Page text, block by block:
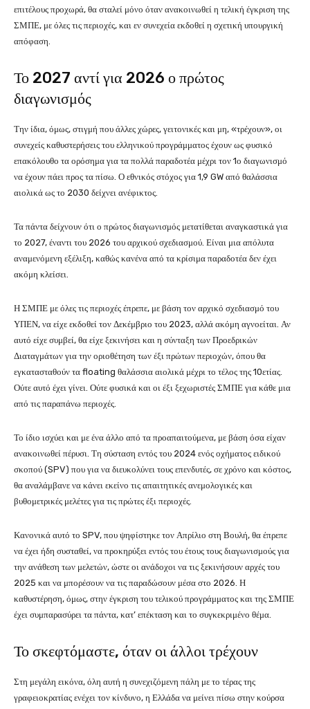
επιτέλους προχωρά, θα σταλεί μόνο όταν ανακοινωθεί η τελική έγκριση της
ΣΜΠΕ, με όλες τις περιοχές, και εν συνεχεία εκδοθεί η σχετική υπουργική
απόφαση.
Το 2027 αντί για 2026 ο πρώτος
διαγωνισμός
Την ίδια, όμως, στιγμή που άλλες χώρες, γειτονικές και μη, «τρέχουν», οι
συνεχείς καθυστερήσεις του ελληνικού προγράμματος έχουν ως φυσικό
επακόλουθο τα ορόσημα για τα πολλά παραδοτέα μέχρι τον 1ο διαγωνισμό
να έχουν πάει προς τα πίσω. Ο εθνικός στόχος για 1,9 GW από θαλάσσια
αιολικά ως το 2030 δείχνει ανέφικτος.
Τα πάντα δείχνουν ότι ο πρώτος διαγωνισμός μετατίθεται αναγκαστικά για
το 2027, έναντι του 2026 του αρχικού σχεδιασμού. Είναι μια απόλυτα
αναμενόμενη εξέλιξη, καθώς κανένα από τα κρίσιμα παραδοτέα δεν έχει
ακόμη κλείσει.
Η ΣΜΠΕ με όλες τις περιοχές έπρεπε, με βάση τον αρχικό σχεδιασμό του
ΥΠΕΝ, να είχε εκδοθεί τον Δεκέμβριο του 2023, αλλά ακόμη αγνοείται. Αν
αυτό είχε συμβεί, θα είχε ξεκινήσει και η σύνταξη των Προεδρικών
Διαταγμάτων για την οριοθέτηση των έξι πρώτων περιοχών, όπου θα
εγκατασταθούν τα floating θαλάσσια αιολικά μέχρι το τέλος της 10ετίας.
Ούτε αυτό έχει γίνει. Ούτε φυσικά και οι έξι ξεχωριστές ΣΜΠΕ για κάθε μια
από τις παραπάνω περιοχές.
Το ίδιο ισχύει και με ένα άλλο από τα προαπαιτούμενα, με βάση όσα είχαν
ανακοινωθεί πέρυσι. Τη σύσταση εντός του 2024 ενός οχήματος ειδικού
σκοπού (SPV) που για να διευκολύνει τους επενδυτές, σε χρόνο και κόστος,
θα αναλάμβανε να κάνει εκείνο τις απαιτητικές ανεμολογικές και
βυθομετρικές μελέτες για τις πρώτες έξι περιοχές.
Κανονικά αυτό το SPV, που ψηφίστηκε τον Απρίλιο στη Βουλή, θα έπρεπε
να έχει ήδη συσταθεί, να προκηρύξει εντός του έτους τους διαγωνισμούς για
την ανάθεση των μελετών, ώστε οι ανάδοχοι να τις ξεκινήσουν αρχές του
2025 και να μπορέσουν να τις παραδώσουν μέσα στο 2026. Η
καθυστέρηση, όμως, στην έγκριση του τελικού προγράμματος και της ΣΜΠΕ
έχει συμπαρασύρει τα πάντα, κατ’ επέκταση και το συγκεκριμένο θέμα.
Το σκεφτόμαστε, όταν οι άλλοι τρέχουν
Στη μεγάλη εικόνα, όλη αυτή η συνεχιζόμενη πάλη με το τέρας της
γραφειοκρατίας ενέχει τον κίνδυνο, η Ελλάδα να μείνει πίσω στην κούρσα